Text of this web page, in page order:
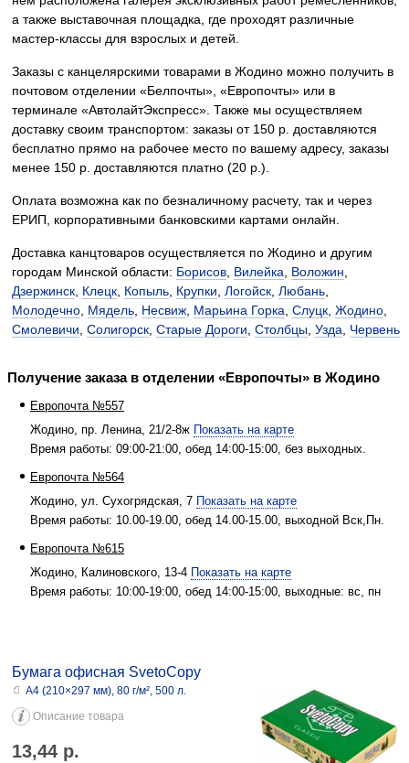
а также выставочная площадка, где проходят различные
мастер-классы для взрослых и детей.
Заказы с канцелярскими товарами в Жодино можно получить в
почтовом отделении «Белпочты», «Европочты» или в
терминале «АвтолайтЭкспресс». Также мы осуществляем
доставку своим транспортом: заказы от 150 р. доставляются
бесплатно прямо на рабочее место по вашему адресу, заказы
менее 150 р. доставляются платно (20 р.).
Оплата возможна как по безналичному расчету, так и через
ЕРИП, корпоративными банковскими картами онлайн.
Доставка канцтоваров осуществляется по Жодино и другим
городам Минской области: Борисов Вилейка Воложин
Дзержинск Клецк Копыль Крупки Логойск Любань
Молодечно Мядель Несвиж Марьина Горка Слуцк Жодино
Смолевичи Солигорск Старые Дороги Столбцы Узда Червень
Получение заказа в отделении «Европочты» в Жодино
Европочта №557
Жодино, пр. Ленина, 21/2-8ж Показать на карте
Время работы: 09:00-21:00, обед 14:00-15:00, без выходных.
Европочта №564
Жодино, ул. Сухогрядская, 7 Показать на карте
Время работы: 10.00-19.00, обед 14.00-15.00, выходной Вск,Пн.
Европочта №615
Жодино, Калиновского, 13-4 Показать на карте
Время работы: 10:00-19:00, обед 14:00-15:00, выходные: вс, пн
Бумага офисная SvetoCopy
А4 (210×297 мм), 80 г/м², 500 л.
Описание товара
13,44 р.